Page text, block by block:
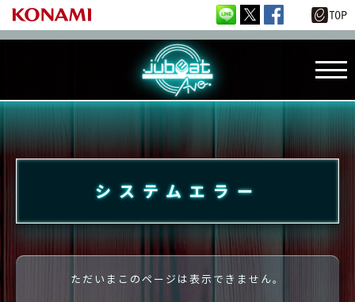
システムエラー
ただいまこのページは表示できません。